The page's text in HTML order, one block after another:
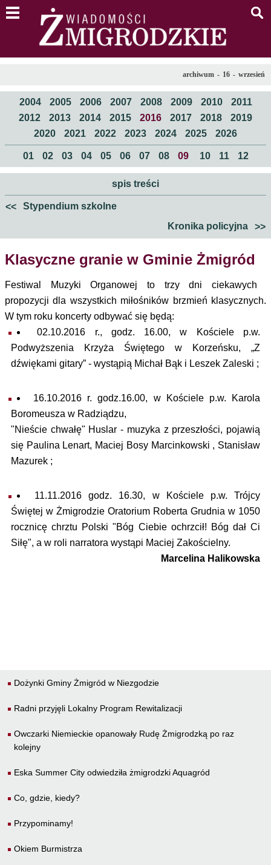
archiwum - 16 - wrzesień
2004 2005 2006 2007 2008 2009 2010
2011
2012
2013 2014 2015 2016 2017 2018
2019
2020
2021 2022 2023 2024 2025 2026
01 02 03 04 05 06 07 08 09 10 11 12
spis treści
<<
Stypendium szkolne
>>
Kronika policyjna
Klasyczne granie w Gminie Żmigród
Festiwal Muzyki Organowej to trzy dni ciekawych
propozycji dla wszystkich miłośników brzmień klasycznych.
W tym roku koncerty odbywać się będą:
02.10.2016 r., godz. 16.00, w Kościele p.w.
Podwyższenia Krzyża Świętego w Korzeńsku, „Z
dźwiękami gitary” - wystąpią Michał Bąk i Leszek Zaleski ;
16.10.2016 r. godz.16.00, w Kościele p.w. Karola
Boromeusza w Radziądzu,
"Nieście chwałę" Huslar - muzyka z przeszłości, pojawią
się Paulina Lenart, Maciej Bosy Marcinkowski , Stanisław
Mazurek ;
11.11.2016 godz. 16.30, w Kościele p.w. Trójcy
Świętej w Żmigrodzie Oratorium Roberta Grudnia w 1050
rocznicę chrztu Polski "Bóg Ciebie ochrzcił! Bóg dał Ci
Siłę", a w roli narratora wystąpi Maciej Zakościelny.
Marcelina Halikowska
Dożynki Gminy Żmigród w Niezgodzie
Radni przyjęli Lokalny Program Rewitalizacji
Owczarki Niemieckie opanowały Rudę Żmigrodzką po raz
kolejny
Eska Summer City odwiedziła żmigrodzki Aquagród
Co, gdzie, kiedy?
Przypominamy!
Okiem Burmistrza